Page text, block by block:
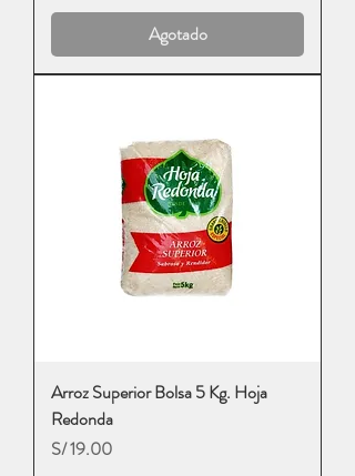
Agotado
Arroz Superior Bolsa 5 Kg. Hoja
Redonda
Precio
S/ 19.00